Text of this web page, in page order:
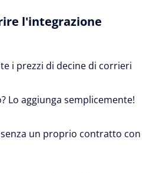
l'integrazione
i prezzi di decine di corrieri
Lo aggiunga semplicemente!
un proprio contratto con